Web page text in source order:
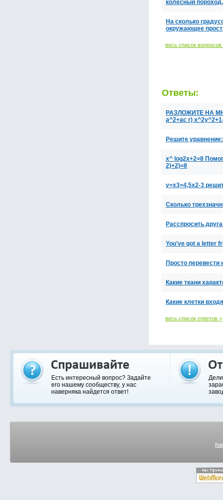
колесный
На сколько
окружающее
весь список вопросов
Ответы:
РАЗЛОЖИТЕ НА
a^2+ac г)
Решите
x^ log2x+2=8
2)+2)=8
y=x3=4,5x2-3
Сколько
Расспросить
You've got a letter
Просто перевести
Какие ткани
Какие клетки
весь список ответов >
Есть интересный вопрос? Задайте
его нашему сообществу, у нас
наверняка найдется ответ!